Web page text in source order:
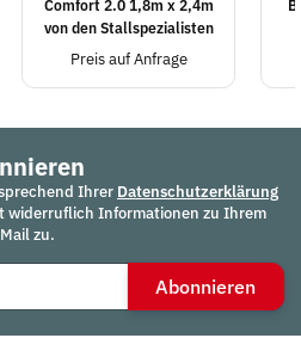
Comfort 2.0 1,8m x 2,4m
von den Stallspezialisten
Preis auf Anfrage
Ihrer Datenschutzerklärung
widerruflich Informationen zu Ihrem
zu.
Abonnieren